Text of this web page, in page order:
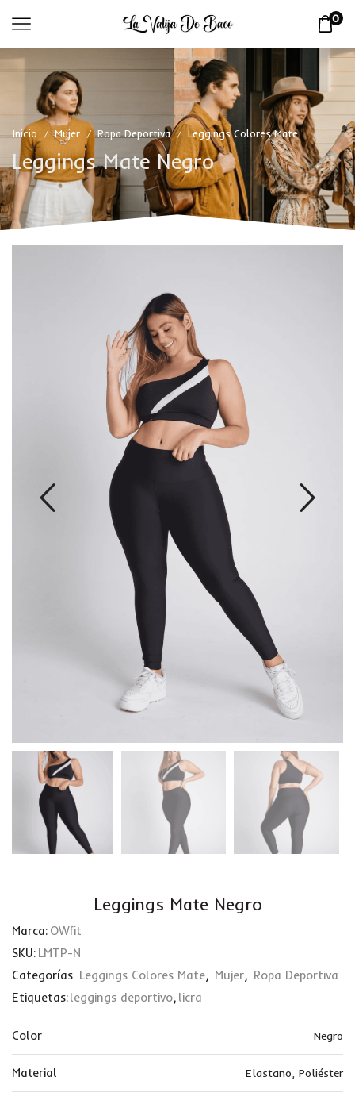
0
Inicio / Mujer / Ropa Deportiva / Leggings Colores Mate
Leggings Mate Negro
Leggings Mate Negro
Marca: OWfit
SKU: LMTP-N
Categorías Leggings Colores Mate, Mujer, Ropa Deportiva
Etiquetas:leggings deportivo, licra
Color Negro
Material Elastano, Poliéster